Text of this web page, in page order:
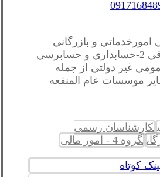
و بازرگاني
اشخاص حقيقي و حقوقي 2-حسابداري و حسابرسي
غير دولتي از جمله
موسسات عام المنفعه
کارشناسان رسمی
گروه 4 - امور مالی
کوتاه